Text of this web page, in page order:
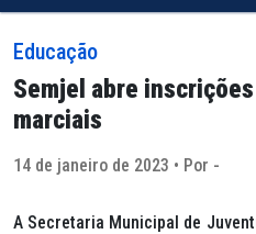
Educação
Semjel abre
marciais
14 de janeiro de 2023 • Por -
A Secretaria Municipal de